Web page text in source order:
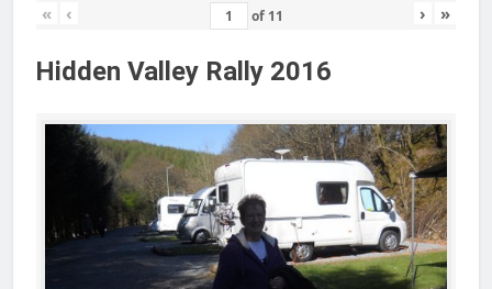
« ‹ of 11 › »
Hidden Valley Rally 2016